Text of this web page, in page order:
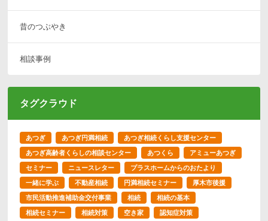
昔のつぶやき
相談事例
タグクラウド
あつぎ あつぎ円満相続 あつぎ相続くらし支援センター
あつぎ高齢者くらしの相談センター あつくら アミューあつぎ
セミナー ニュースレター プラスホームからのおたより
一緒に学ぶ 不動産相続 円満相続セミナー 厚木市後援
市民活動推進補助金交付事業 相続 相続の基本
相続セミナー 相続対策 空き家 認知症対策